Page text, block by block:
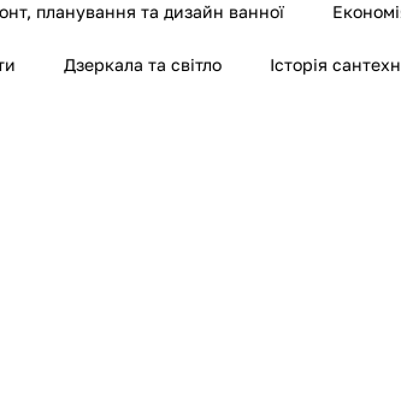
планування та дизайн ванної
Дзеркала та світло Історія